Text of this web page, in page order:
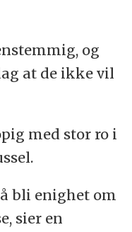
og
at de ikke vil
med stor ro i
bli enighet om
sier en